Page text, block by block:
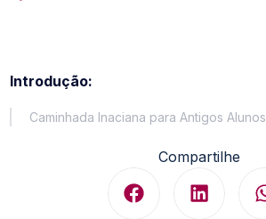
Introdução:
Caminhada Inaciana para Antigos Alunos
Compartilhe